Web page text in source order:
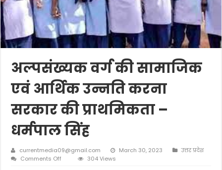
अल्पसंख्यक वर्ग की सामाजिक
एवं आर्थिक उन्नति करना
सरकार की प्राथमिकता –
धर्मपाल सिंह
currentmedia09@gmail.com March 30, 2023
उत्तर प्रदेश
Comments Off
304 Views